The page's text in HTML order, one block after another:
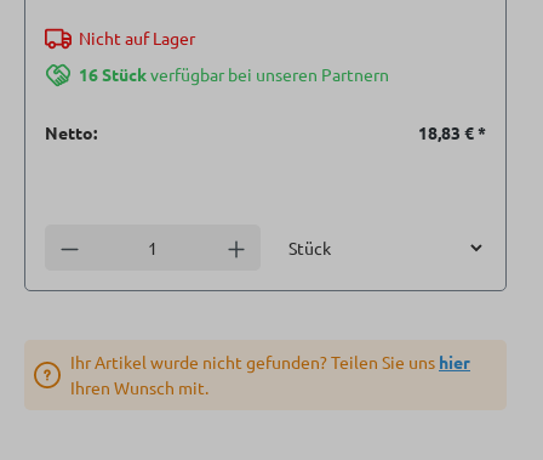
Nicht auf Lager
16 Stückverfügbar bei unseren Partnern
Netto: 18,83 €*
Anzahl verringern Anzahl erhöhen
Ihr Artikel wurde nicht gefunden? Teilen Sie uns hier
Ihren Wunsch mit.